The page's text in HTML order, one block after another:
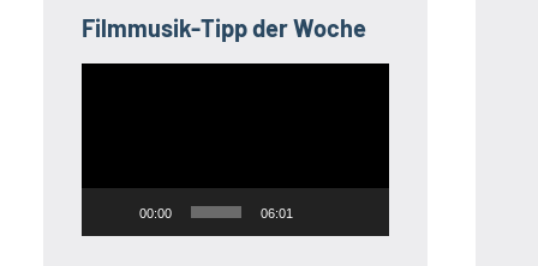
Filmmusik-Tipp der Woche
00:00 06:01